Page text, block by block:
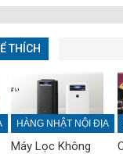
THÍCH
HÀNG NHẬT NỘI ĐỊA
Máy Lọc Không